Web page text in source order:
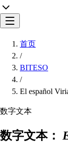
首页
/
BITESO
/
El español
数字文本
数字文本：